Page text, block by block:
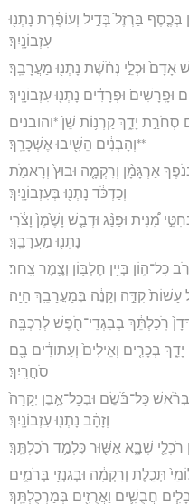
בַּרְזֶל֙ בְּדִ֣יל וְעוֹפֶ֔רֶת נָתְנ֖וּ
עִזְבוֹנָֽיִךְ׃
אָדָם֙ וּכְלֵ֣י נְחֹ֔שֶׁת נָתְנ֖וּ מַעֲרָבֵֽךְ׃
וּפְרָדִ֔ים נָתְנ֖וּ עִזְבוֹנָֽיִךְ׃
סְחֹרַ֣ת יָדֵ֑ךְ קַרְנ֥וֹת שֵׁן֙ *והובנים
**וְהָבְנִ֔ים הֵשִׁ֖יבוּ אֶשְׁכָּרֵֽךְ׃
אַרְגָּמָ֨ן וְרִקְמָ֤ה וּבוּץ֙ וְרָאמֹ֣ת
וְכַדְכֹּ֔ד נָתְנ֖וּ בְּעִזְבוֹנָֽיִךְ׃
מִ֠נִּית וּפַנַּ֨ג וּדְבַ֤שׁ וָשֶׁ֙מֶן֙ וָצֹ֔רִי
נָתְנ֖וּ מַעֲרָבֵֽךְ׃
בְּיֵ֥ין חֶלְבּ֖וֹן וְצֶ֥מֶר צָֽחַר׃
עָשׁוֹת֙ קִדָּ֣ה וְקָנֶ֔ה בְּמַעֲרָבֵ֖ךְ הָיָֽה׃
רֹֽכַלְתֵּ֔ךְ בְבִגְדֵי־חֹ֖פֶשׁ לְרִכְבָּֽה׃
בְּכָרִ֤ים וְאֵילִים֙ וְעַתּוּדִ֔ים בָּ֖ם
סֹחֲרָֽיִךְ׃
כָּל־בֹּ֜שֶׂם וּבְכָל־אֶ֤בֶן יְקָרָה֙
וְזָהָ֔ב נָתְנ֖וּ עִזְבוֹנָֽיִךְ׃
רֹכְלֵ֖י שְׁבָ֑א אַשּׁ֖וּר כִּלְמַ֥ד רֹכַלְתֵּֽךְ׃
תְּכֵ֣לֶת וְרִקְמָ֔ה וּבְגִנְזֵ֖י בְּרֹמִ֑ים
חֲבֻשִׁ֛ים וַאֲרֻזִ֖ים בְּמַרְכֻלְתֵּֽךְ׃